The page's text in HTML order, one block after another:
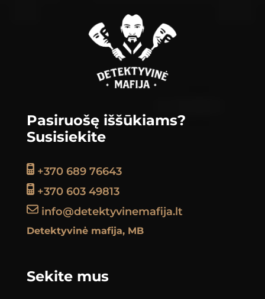
Pasiruošę iššūkiams?
Susisiekite
+370 689 76643
+370 603 49813
info@detektyvinemafija.lt
Detektyvinė mafija, MB
Sekite mus